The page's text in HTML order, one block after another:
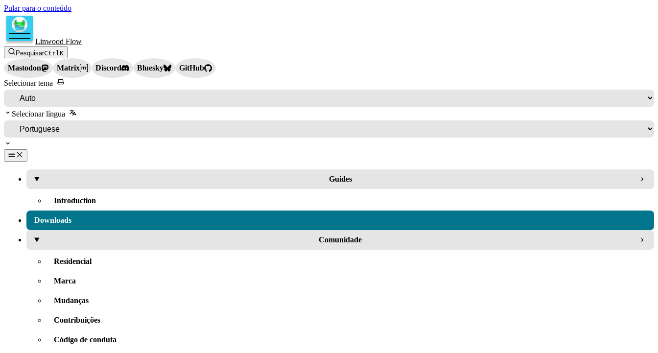
Pular para o conteúdo
Linwood Flow
PesquisarCtrlK
Mastodon Matrix Discord Bluesky
GitHub
Selecionar tema
Selecionar língua
Guides
Introduction
Downloads
Comunidade
Residencial
Marca
Mudanças
Contribuições
Código de conduta